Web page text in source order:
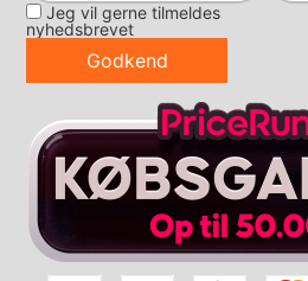
Jeg vil gerne tilmeldes
nyhedsbrevet
Godkend